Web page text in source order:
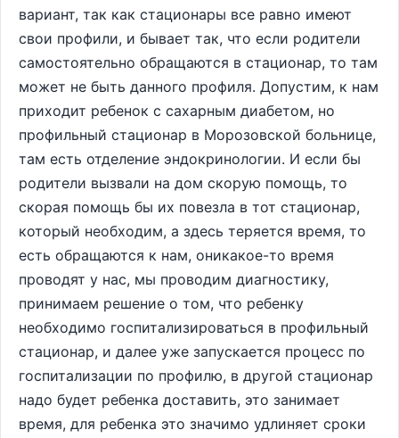
вариант, так как стационары все равно имеют
свои профили, и бывает так, что если родители
самостоятельно обращаются в стационар, то там
может не быть данного профиля. Допустим, к нам
приходит ребенок с сахарным диабетом, но
профильный стационар в Морозовской больнице,
там есть отделение эндокринологии. И если бы
родители вызвали на дом скорую помощь, то
скорая помощь бы их повезла в тот стационар,
который необходим, а здесь теряется время, то
есть обращаются к нам, оникакое-то время
проводят у нас, мы проводим диагностику,
принимаем решение о том, что ребенку
необходимо госпитализироваться в профильный
стационар, и далее уже запускается процесс по
госпитализации по профилю, в другой стационар
надо будет ребенка доставить, это занимает
время, для ребенка это значимо удлиняет сроки